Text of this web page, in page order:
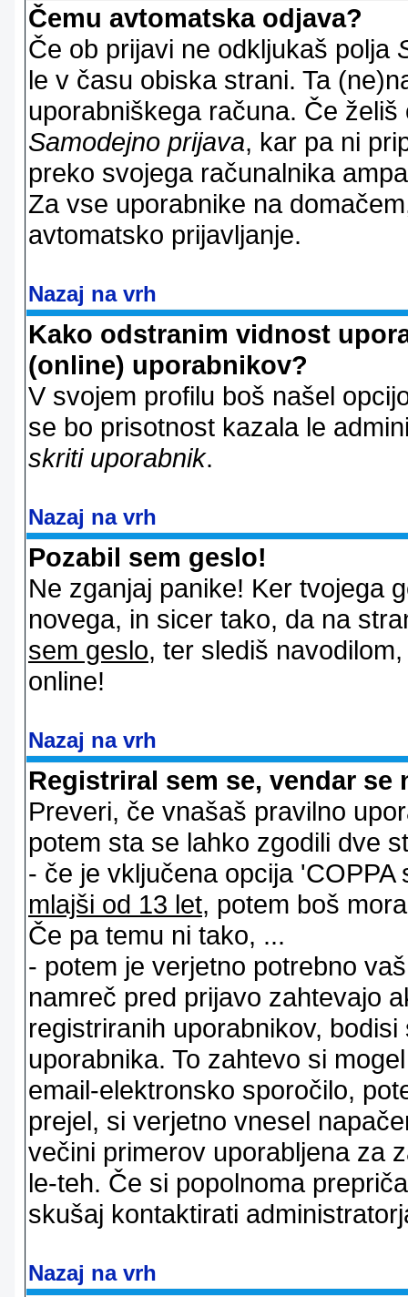
Čemu avtomatska odjava?
Če ob prijavi ne odkljukaš polja
le v času obiska strani. Ta
uporabniškega računa. Če
Samodejno prijava, kar pa ni
preko svojega računalnika
Za vse uporabnike na
avtomatsko prijavljanje.
Nazaj na vrh
Kako odstranim vidnost
(online) uporabnikov?
V svojem profilu boš našel
se bo prisotnost kazala le
skriti uporabnik.
Nazaj na vrh
Pozabil sem geslo!
Ne zganjaj panike! Ker tvojega
novega, in sicer tako, da na
sem geslo, ter slediš
online!
Nazaj na vrh
Registriral sem se, vendar
Preveri, če vnašaš pravilno
potem sta se lahko zgodili dve
- če je vključena opcija
mlajši od 13 let, potem boš
Če pa temu ni tako, ...
- potem je verjetno potrebno
namreč pred prijavo zahtevajo
registriranih uporabnikov,
uporabnika. To zahtevo si
email-elektronsko sporočilo,
prejel, si verjetno vnesel
večini primerov uporabljena za
le-teh. Če si popolnoma
skušaj kontaktirati
Nazaj na vrh